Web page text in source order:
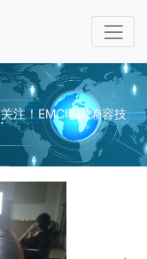
注！EMC电磁兼容技